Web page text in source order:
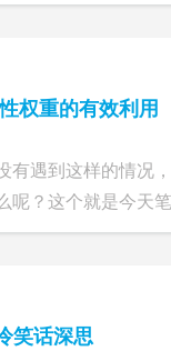
权重的有效利用
有遇到这样的情况
呢？这个就是今天
笑话深思